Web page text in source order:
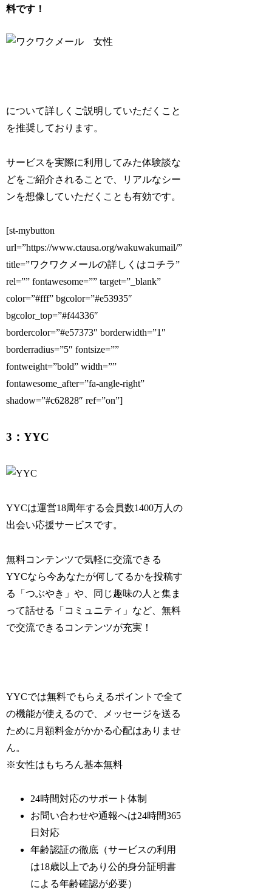
料です！
について詳しくご説明していただくこと
を推奨しております。
サービスを実際に利用してみた体験談な
どをご紹介されることで、リアルなシー
ンを想像していただくことも有効です。
[st-mybutton
url=”https://www.ctausa.org/wakuwakumail/”
title=”ワクワクメールの詳しくはコチラ”
rel=”” fontawesome=”” target=”_blank”
color=”#fff” bgcolor=”#e53935″
bgcolor_top=”#f44336″
bordercolor=”#e57373″ borderwidth=”1″
borderradius=”5″ fontsize=””
fontweight=”bold” width=””
fontawesome_after=”fa-angle-right”
shadow=”#c62828″ ref=”on”]
3：YYC
YYCは運営18周年する会員数1400万人の
出会い応援サービスです。
無料コンテンツで気軽に交流できる
YYCなら今あなたが何してるかを投稿す
る「つぶやき」や、同じ趣味の人と集ま
って話せる「コミュニティ」など、無料
で交流できるコンテンツが充実！
YYCでは無料でもらえるポイントで全て
の機能が使えるので、メッセージを送る
ために月額料金がかかる心配はありませ
ん。
※女性はもちろん基本無料
24時間対応のサポート体制
お問い合わせや通報へは24時間365
日対応
年齢認証の徹底（サービスの利用
は18歳以上であり公的身分証明書
による年齢確認が必要）